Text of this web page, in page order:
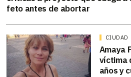
feto antes de abortar
CIUDAD
Amaya
víctima
años y